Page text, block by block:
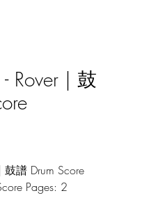
Rover | 鼓
格 譜 Drum Score
Pages: 2